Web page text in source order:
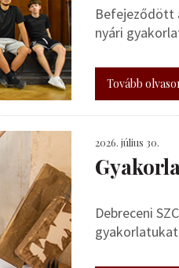
Befejeződött
nyári
Tovább
2026. július 30.
Debreceni
gyakorlatukat